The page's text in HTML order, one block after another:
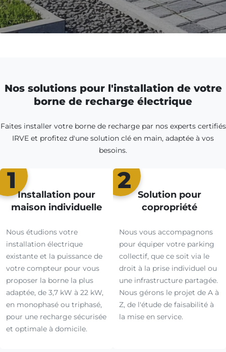
Nos solutions pour l'installation de votre
borne de recharge électrique
Faites installer votre borne de recharge par nos experts certifiés
IRVE et profitez d'une solution clé en main, adaptée à vos
besoins.
1
Installation pour
maison individuelle
Nous étudions votre
installation électrique
existante et la puissance de
votre compteur pour vous
proposer la borne la plus
adaptée, de 3,7 kW à 22 kW,
en monophasé ou triphasé,
pour une recharge sécurisée
et optimale à domicile.
2
Solution pour
copropriété
Nous vous accompagnons
pour équiper votre parking
collectif, que ce soit via le
droit à la prise individuel ou
une infrastructure partagée.
Nous gérons le projet de A à
Z, de l'étude de faisabilité à
la mise en service.